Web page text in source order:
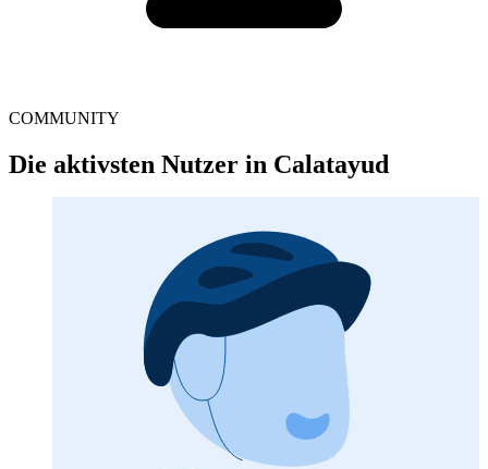
COMMUNITY
Die aktivsten Nutzer in Calatayud